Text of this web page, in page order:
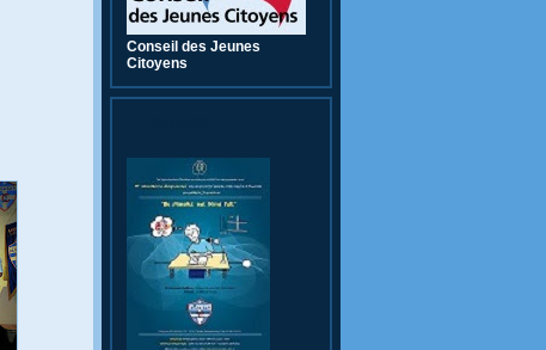
Conseil des Jeunes
Citoyens